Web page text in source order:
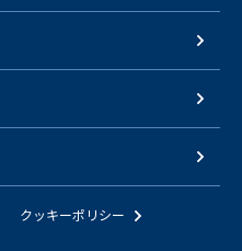
クッキーポリシー